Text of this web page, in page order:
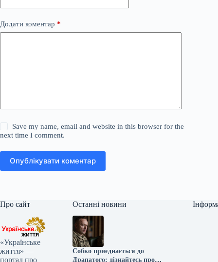
Додати коментар *
Save my name, email and website in this browser for the
next time I comment.
Опублікувати коментар
Про сайт
«Українське
життя» —
портал про
Останні новини
Собко приєднається до
Драпатого: дізнайтесь про